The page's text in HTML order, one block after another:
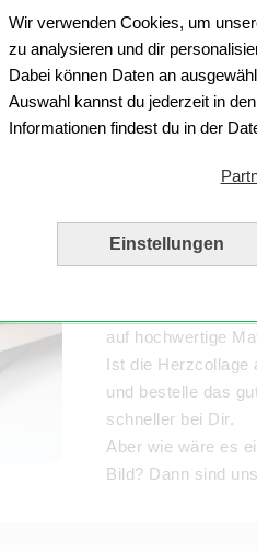
Wir verwenden Cookies, um
zu analysieren und dir
Dabei können Daten an
Auswahl kannst du jederzeit in
Informationen findest du in der
Einstellungen
hinzufügen und
Klick! Was eine
noch so kleine
Problem!
Bist Du zufrieden
zwischen Poster,
Wusstest Du
auf hochwertige
Ist die Herzcollage
und bestelle das
schneller bei Dir.
Aber wie wäre es
Bild? Dann sind